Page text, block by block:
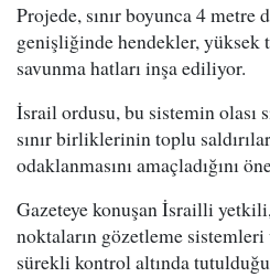
Projede, sınır boyunca 4
genişliğinde hendekler, yüksek
savunma hatları inşa ediliyor.
İsrail ordusu, bu sistemin olası
sınır birliklerinin toplu
odaklanmasını amaçladığını
Gazeteye konuşan İsrailli
noktaların gözetleme
sürekli kontrol altında